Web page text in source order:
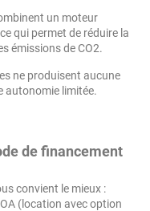
un moteur
qui permet de réduire la
émissions de CO2.
ne produisent aucune
autonomie limitée.
de financement
convient le mieux :
(location avec option